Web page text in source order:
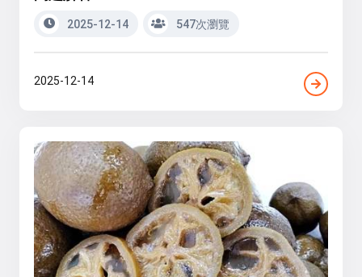
2025-12-14 547次瀏覽
2025-12-14